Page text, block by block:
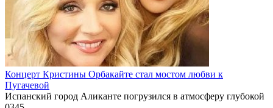
Концерт Кристины Орбакайте стал мостом любви к
Пугачевой
Испанский город Аликанте погрузился в атмосферу глубокой